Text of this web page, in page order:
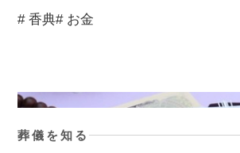
# 香典# お金
葬儀を知る